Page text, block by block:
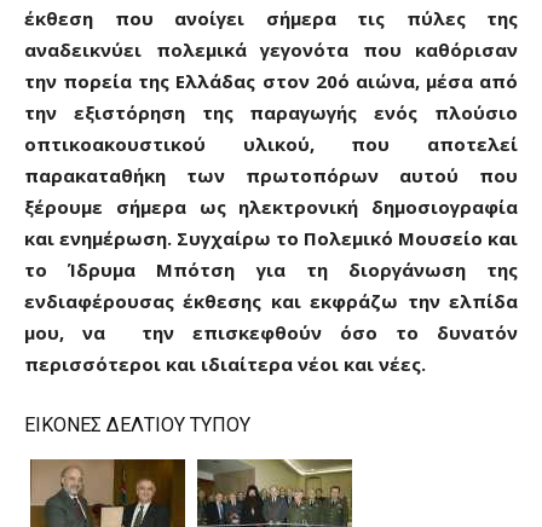
έκθεση που ανοίγει σήμερα τις πύλες της
αναδεικνύει πολεμικά γεγονότα που καθόρισαν
την πορεία της Ελλάδας στον 20ό αιώνα, μέσα από
την εξιστόρηση της παραγωγής ενός πλούσιο
οπτικοακουστικού υλικού, που αποτελεί
παρακαταθήκη των πρωτοπόρων αυτού που
ξέρουμε σήμερα ως ηλεκτρονική δημοσιογραφία
και ενημέρωση. Συγχαίρω το Πολεμικό Μουσείο και
το Ίδρυμα Μπότση για τη διοργάνωση της
ενδιαφέρουσας έκθεσης και εκφράζω την ελπίδα
μου, να την επισκεφθούν όσο το δυνατόν
περισσότεροι και ιδιαίτερα νέοι και νέες.
ΕΙΚΟΝΕΣ ΔΕΛΤΙΟΥ ΤΥΠΟΥ